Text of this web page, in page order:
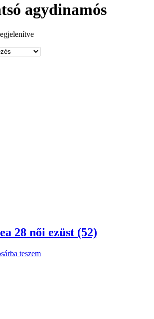
agydinamós
28 női ezüst (52)
teszem